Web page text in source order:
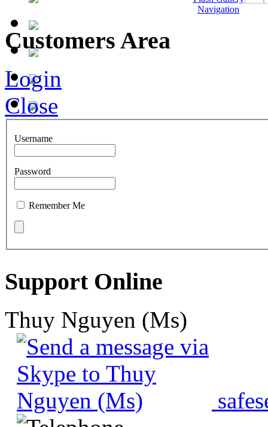
Customers Area
Login
Close
Username
Password
Remember Me
Support Online
Thuy Nguyen (Ms)